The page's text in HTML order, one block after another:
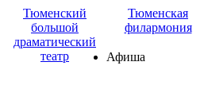
Тюменский
большой
драматический
театр
Тюменская
филармония
Афиша